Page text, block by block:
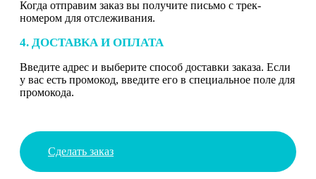
Когда отправим заказ вы получите письмо с трек-
номером для отслеживания.
4. ДОСТАВКА И ОПЛАТА
Введите адрес и выберите способ доставки заказа. Если
у вас есть промокод, введите его в специальное поле для
промокода.
Сделать заказ